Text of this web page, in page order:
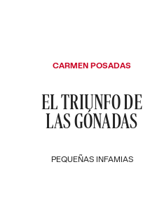
PEQUEÑAS INFAMIAS
EL TRIUNFO DE
LAS GÓNADAS
CARMEN POSADAS